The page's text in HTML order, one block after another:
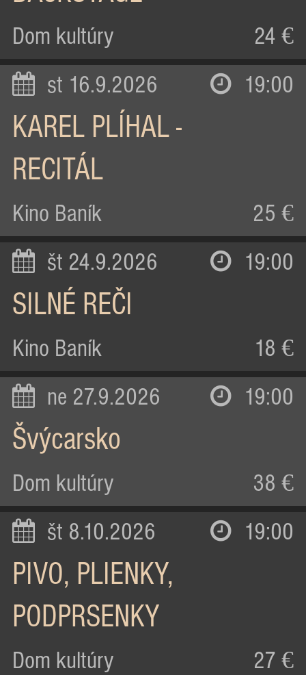
Dom kultúry 24 €
st 16.9.2026 19:00
KAREL PLÍHAL -
RECITÁL
Kino Baník 25 €
št 24.9.2026 19:00
SILNÉ REČI
Kino Baník 18 €
ne 27.9.2026 19:00
Švýcarsko
Dom kultúry 38 €
št 8.10.2026 19:00
PIVO, PLIENKY,
PODPRSENKY
Dom kultúry 27 €